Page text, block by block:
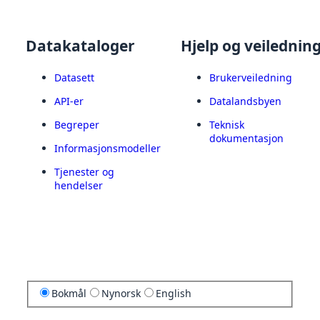
Datakataloger
Datasett
API-er
Begreper
Informasjonsmodeller
Tjenester og
hendelser
Hjelp og
Brukerveiledning
Datalandsbyen
Teknisk
dokumentasjon
Bokmål Nynorsk English